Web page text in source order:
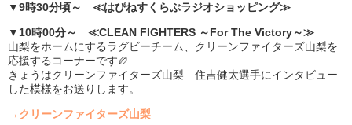
▼9時30分頃～ ≪はぴねすくらぶラジオショッピング≫
▼10時00分～ ≪CLEAN FIGHTERS ～For The Victory～≫
山梨をホームにするラグビーチーム、クリーンファイターズ山梨を
応援するコーナーです🏉
きょうはクリーンファイターズ山梨 住吉健太選手にインタビュー
した模様をお送りします。
→クリーンファイターズ山梨